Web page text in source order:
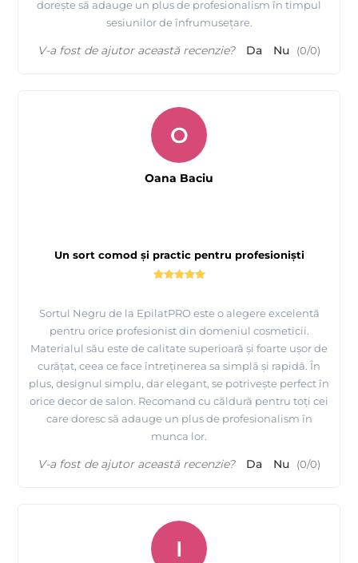
dorește să adauge un plus de profesionalism în timpul
sesiunilor de înfrumusețare.
V-a fost de ajutor această recenzie? Da Nu (0/0)
Un sort comod și practic pentru profesioniști
Sortul Negru de la EpilatPRO este o alegere excelentă
pentru orice profesionist din domeniul cosmeticii.
Materialul său este de calitate superioară și foarte ușor de
curățat, ceea ce face întreținerea sa simplă și rapidă. În
plus, designul simplu, dar elegant, se potrivește perfect în
orice decor de salon. Recomand cu căldură pentru toți cei
care doresc să adauge un plus de profesionalism în
munca lor.
O
Oana Baciu
V-a fost de ajutor această recenzie? Da Nu (0/0)
I